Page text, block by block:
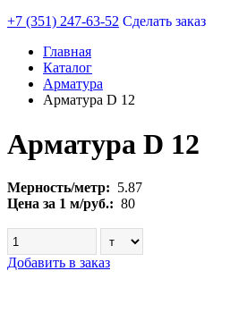
+7 (351) 247-63-52 Сделать заказ
Главная
Каталог
Арматура
Арматура D 12
Арматура D 12
Мерность/метр: 5.87
Цена за 1 м/руб.: 80
Добавить в заказ